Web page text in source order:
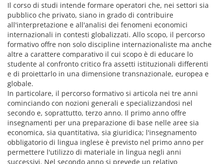
Il corso di studi intende formare operatori che, nei settori sia
pubblico che privato, siano in grado di contribuire
all'interpretazione e all'analisi dei fenomeni economici
internazionali in contesti globalizzati. Allo scopo, il percorso
formativo offre non solo discipline internazionaliste ma anche
altre a carattere comparativo il cui scopo è di educare lo
studente al confronto critico fra assetti istituzionali differenti
e di proiettarlo in una dimensione transnazionale, europea e
globale.
In particolare, il percorso formativo si articola nei tre anni
cominciando con nozioni generali e specializzandosi nel
secondo e, soprattutto, terzo anno. Il primo anno offre
insegnamenti per una preparazione di base nelle aree sia
economica, sia quantitativa, sia giuridica; l'insegnamento
obbligatorio di lingua inglese è previsto nel primo anno per
permettere l'utilizzo di materiale in lingua negli anni
successivi. Nel secondo anno si prevede un relativo